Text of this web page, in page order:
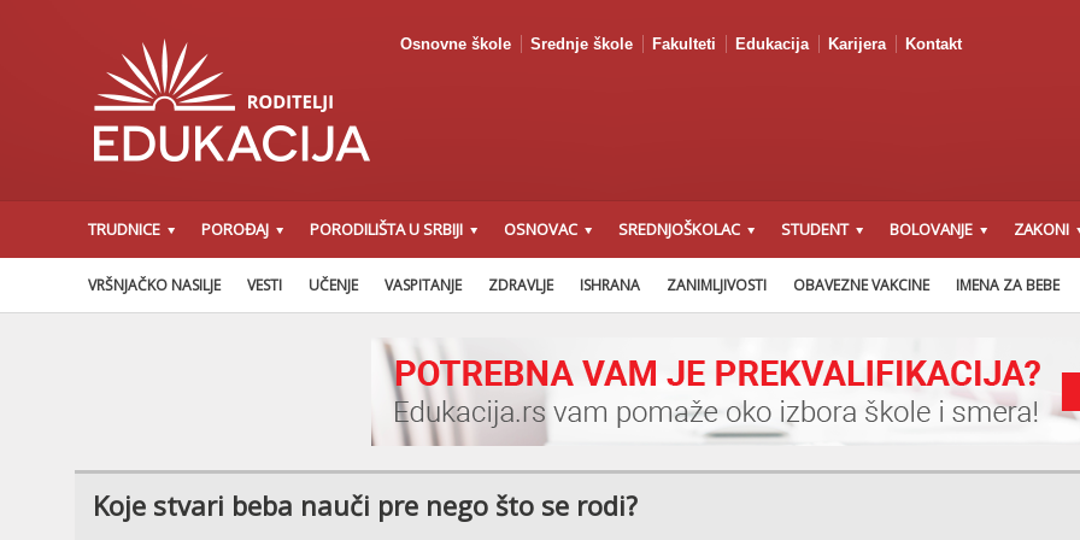
Osnovne škole Srednje škole Fakulteti Edukacija Karijera Kontakt
TRUDNICE POROĐAJ PORODILIŠTA U SRBIJI OSNOVAC SREDNJOŠKOLAC STUDENT BOLOVANJE ZAKONI
VRŠNJAČKO NASILJE VESTI UČENJE VASPITANJE ZDRAVLJE ISHRANA ZANIMLJIVOSTI OBAVEZNE VAKCINE IMENA ZA BEBE
Koje stvari beba nauči pre nego što se rodi?